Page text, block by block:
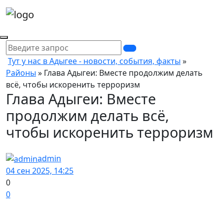
Тут у нас в Адыгее - новости, события, факты »
Районы » Глава Адыгеи: Вместе продолжим делать
всё, чтобы искоренить терроризм
Глава Адыгеи: Вместе
продолжим делать всё,
чтобы искоренить терроризм
admin
04 сен 2025, 14:25
0
0